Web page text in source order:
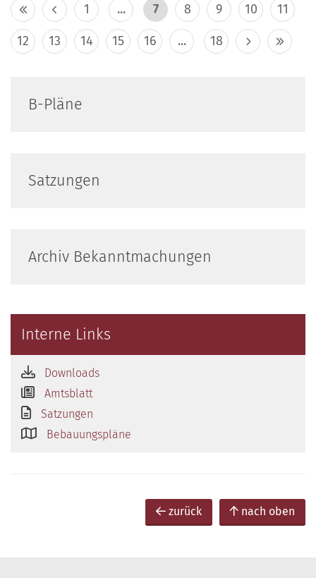
1 ... 7 8 9 10 11
12 13 14 15 16 ... 18
B-Pläne
Satzungen
Archiv Bekanntmachungen
Interne Links
Downloads
Amtsblatt
Satzungen
Bebauungspläne
zurück nach oben